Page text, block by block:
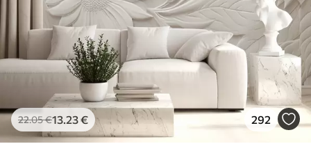
22.05€13 .23€ 292